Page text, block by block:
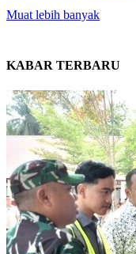
Muat lebih banyak
KABAR TERBARU